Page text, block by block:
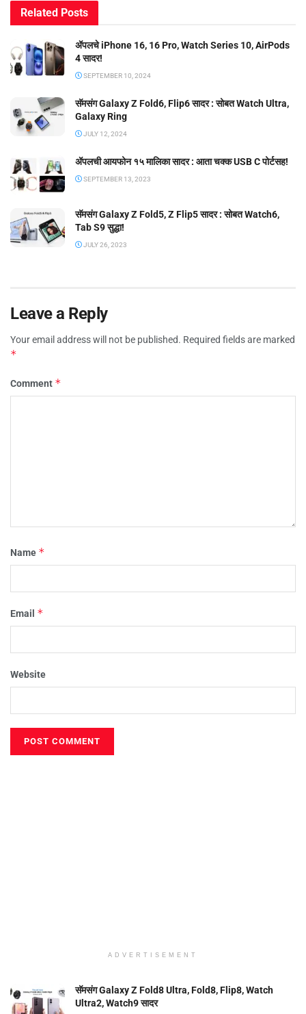
Related Posts
ॲपलचे iPhone 16, 16 Pro, Watch Series 10, AirPods
4 सादर!
SEPTEMBER 10, 2024
सॅमसंग Galaxy Z Fold6, Flip6 सादर : सोबत Watch Ultra,
Galaxy Ring
JULY 12, 2024
ॲपलची आयफोन १५ मालिका सादर : आता चक्क USB C पोर्टसह!
SEPTEMBER 13, 2023
सॅमसंग Galaxy Z Fold5, Z Flip5 सादर : सोबत Watch6,
Tab S9 सुद्धा!
JULY 26, 2023
Leave a Reply
Your email address will not be published. Required fields are marked
*
Comment *
Name *
Email *
Website
ADVERTISEMENT
सॅमसंग Galaxy Z Fold8 Ultra, Fold8, Flip8, Watch
Ultra2, Watch9 सादर